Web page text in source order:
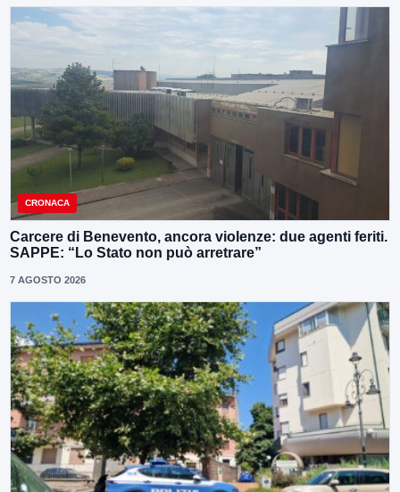
CRONACA
Carcere di Benevento, ancora violenze: due agenti feriti.
SAPPE: “Lo Stato non può arretrare”
7 AGOSTO 2026